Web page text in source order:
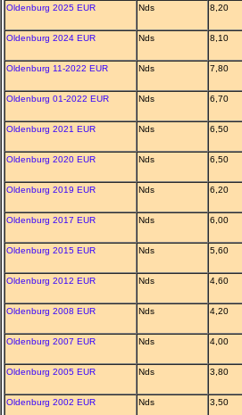
Oldenburg 2025 EUR Nds 8,20
Oldenburg 2024 EUR Nds 8,10
Oldenburg 11-2022 EUR Nds 7,80
Oldenburg 01-2022 EUR Nds 6,70
Oldenburg 2021 EUR Nds 6,50
Oldenburg 2020 EUR Nds 6,50
Oldenburg 2019 EUR Nds 6,20
Oldenburg 2017 EUR Nds 6,00
Oldenburg 2015 EUR Nds 5,60
Oldenburg 2012 EUR Nds 4,60
Oldenburg 2008 EUR Nds 4,20
Oldenburg 2007 EUR Nds 4,00
Oldenburg 2005 EUR Nds 3,80
Oldenburg 2002 EUR Nds 3,50